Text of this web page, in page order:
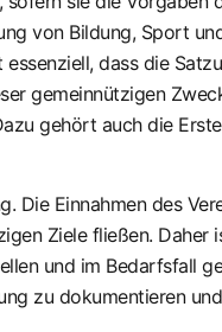
von Bildung, Sport
dass die
gemeinnützigen
gehört auch die
Die Einnahmen des
Ziele fließen.
und im Bedarfsfall
zu dokumentieren